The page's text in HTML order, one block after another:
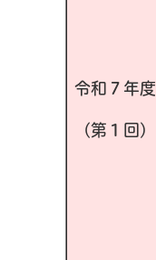
令和７年度
(第１回)